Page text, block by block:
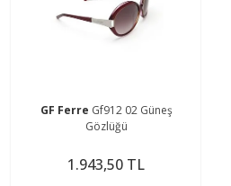
GF Ferre Gf912 02 Güneş
Gözlüğü
1.943,50 TL